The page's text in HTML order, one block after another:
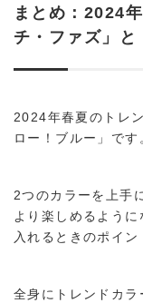
まとめ：2024
チ・ファズ」と
2024年春夏のトレ
ロー！ブルー」です
2つのカラーを上手
より楽しめるよう
入れるときのポイン
全身にトレンドカ